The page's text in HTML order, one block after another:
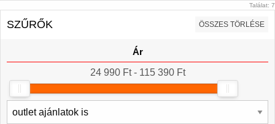
Találat: 7
SZŰRŐK ÖSSZES TÖRLÉSE
Ár
24 990 Ft - 115 390 Ft